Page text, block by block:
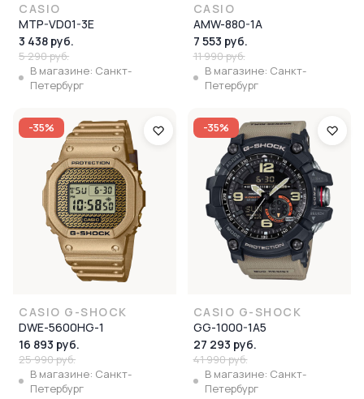
CASIO
MTP-VD01-3E
3 438 руб.
5 290 руб.
В магазине: Санкт-
Петербург
CASIO
AMW-880-1A
7 553 руб.
11 990 руб.
В магазине: Санкт-
Петербург
-35%
CASIO G-SHOCK
DWE-5600HG-1
16 893 руб.
25 990 руб.
В магазине: Санкт-
Петербург
-35%
CASIO G-SHOCK
GG-1000-1A5
27 293 руб.
41 990 руб.
В магазине: Санкт-
Петербург